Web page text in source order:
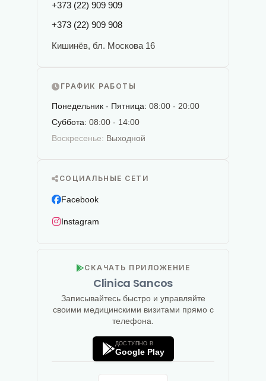
+373 (22) 909 909
+373 (22) 909 908
Кишинёв, бл. Москова 16
ГРАФИК РАБОТЫ
Понедельник - Пятница: 08:00 - 20:00
Суббота: 08:00 - 14:00
Воскресенье: Выходной
СОЦИАЛЬНЫЕ СЕТИ
Facebook
Instagram
СКАЧАТЬ ПРИЛОЖЕНИЕ
Clinica Sancos
Записывайтесь быстро и управляйте
своими медицинскими визитами прямо с
телефона.
ДОСТУПНО В
Google Play